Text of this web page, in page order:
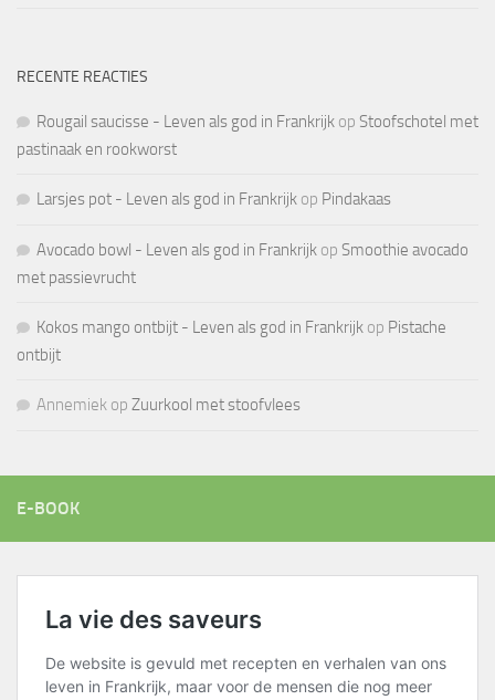
RECENTE REACTIES
Rougail saucisse - Leven als god in Frankrijk op Stoofschotel met
pastinaak en rookworst
Larsjes pot - Leven als god in Frankrijk op Pindakaas
Avocado bowl - Leven als god in Frankrijk op Smoothie avocado
met passievrucht
Kokos mango ontbijt - Leven als god in Frankrijk op Pistache
ontbijt
Annemiek op Zuurkool met stoofvlees
E-BOOK